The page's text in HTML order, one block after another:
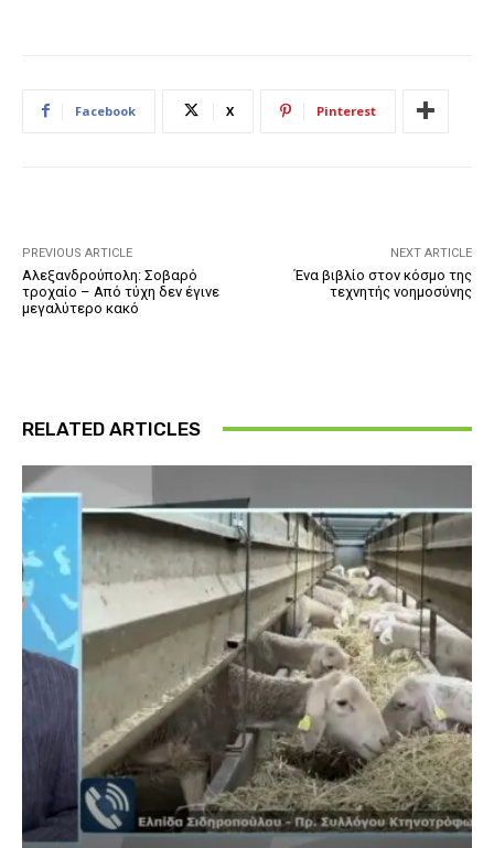
Facebook X Pinterest
PREVIOUS ARTICLE
Αλεξανδρούπολη: Σοβαρό
τροχαίο – Από τύχη δεν έγινε
μεγαλύτερο κακό
NEXT ARTICLE
Ένα βιβλίο στον κόσμο της
τεχνητής νοημοσύνης
RELATED ARTICLES